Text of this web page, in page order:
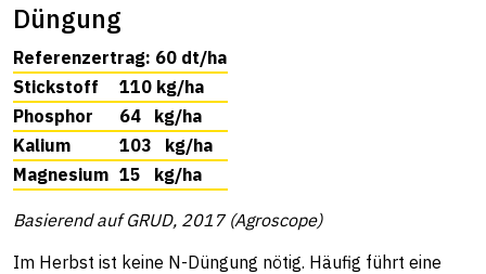
Düngung
Referenzertrag: 60 dt/ha
Stickstoff
110 kg/ha
Phosphor
64 kg/ha
Kalium
103 kg/ha
Magnesium 15 kg/ha
Basierend auf GRUD, 2017 (Agroscope)
Im Herbst ist keine N-Düngung nötig. Häufig führt eine